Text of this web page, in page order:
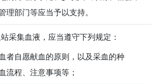
理部门等应当予以支持。
采集血液，应当遵守下列规定：
者自愿献血的原则，以及采血的种
流程、注意事项等；